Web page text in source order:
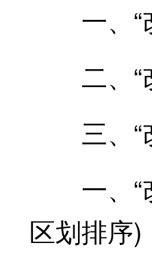
一、“
二、“
三、“
一、“
区划排序)